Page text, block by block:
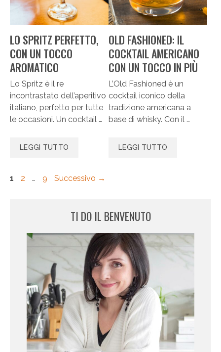
LO SPRITZ PERFETTO,
CON UN TOCCO
AROMATICO
Lo Spritz è il re
incontrastato dell’aperitivo
italiano, perfetto per tutte
le occasioni. Un cocktail …
LEGGI TUTTO
OLD FASHIONED: IL
COCKTAIL AMERICANO
CON UN TOCCO IN PIÙ
L’Old Fashioned è un
cocktail iconico della
tradizione americana a
base di whisky. Con il …
LEGGI TUTTO
Pagina
1 Pagina
2 … Pagina
9 Successivo →
TI DO IL BENVENUTO